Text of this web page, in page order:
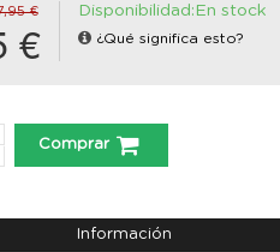
€
€
Disponibilidad:En stock
¿Qué significa esto?
Comprar
Información